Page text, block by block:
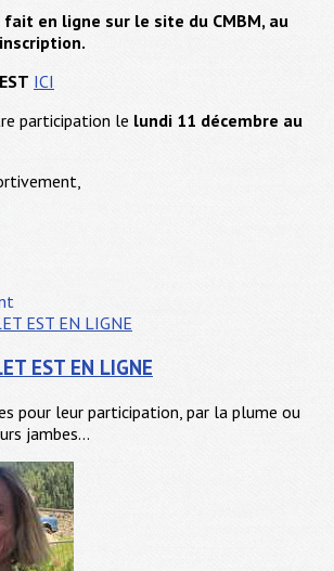
en ligne sur le site du CMBM, au
ICI
participation le lundi 11 décembre au
EST EN LIGNE
pour leur participation, par la plume ou
jambes...